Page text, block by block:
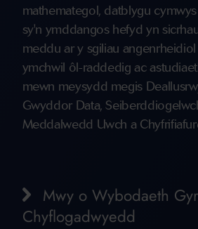
mathemategol, datblygu
sy'n ymddangos hefyd yn
meddu ar y sgiliau
ymchwil ôl-raddedig ac
mewn meysydd megis
Gwyddor Data,
Meddalwedd Uwch a
Mwy o Wybodaeth
Chyflogadwyedd